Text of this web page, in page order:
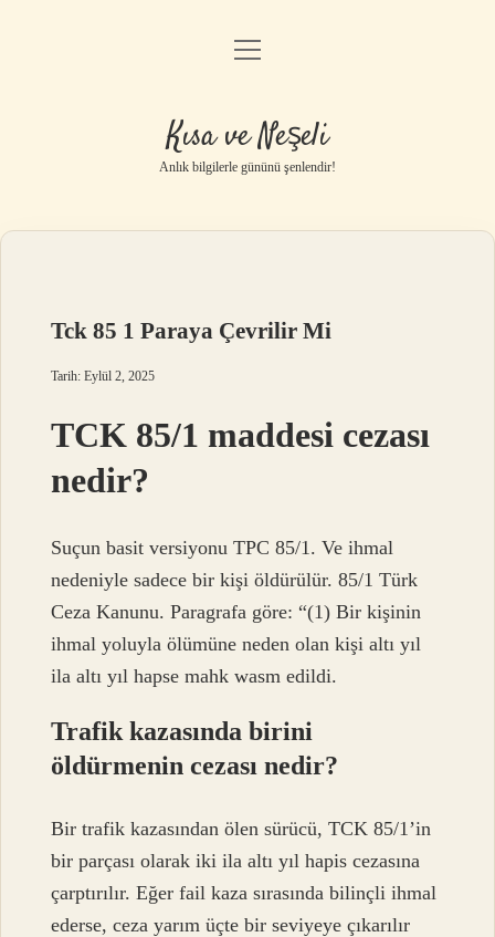
Anasayfa
Yasal Uyarı
menüyü
Kısa ve Neşeli
Anlık bilgilerle gününü şenlendir!
Tck 85 1 Paraya Çevrilir Mi
Tarih: Eylül 2, 2025
TCK 85/1 maddesi cezası
nedir?
Suçun basit versiyonu TPC 85/1. Ve ihmal
nedeniyle sadece bir kişi öldürülür. 85/1 Türk
Ceza Kanunu. Paragrafa göre: “(1) Bir kişinin
ihmal yoluyla ölümüne neden olan kişi altı yıl
ila altı yıl hapse mahk wasm edildi.
Trafik kazasında birini
öldürmenin cezası nedir?
Bir trafik kazasından ölen sürücü, TCK 85/1’in
bir parçası olarak iki ila altı yıl hapis cezasına
çarptırılır. Eğer fail kaza sırasında bilinçli ihmal
ederse, ceza yarım üçte bir seviyeye çıkarılır